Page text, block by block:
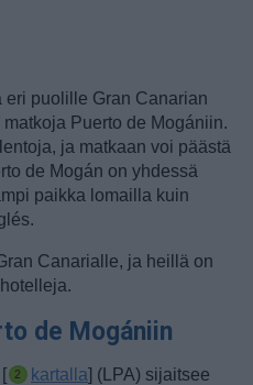
eri puolille Gran Canarian
Puerto de Mogániin.
ja matkaan voi päästä
de Mogán on yhdessä
paikka lomailla kuin
Canarialle, ja heillä on
de Mogániin
[ kartalla] (LPA) sijaitsee